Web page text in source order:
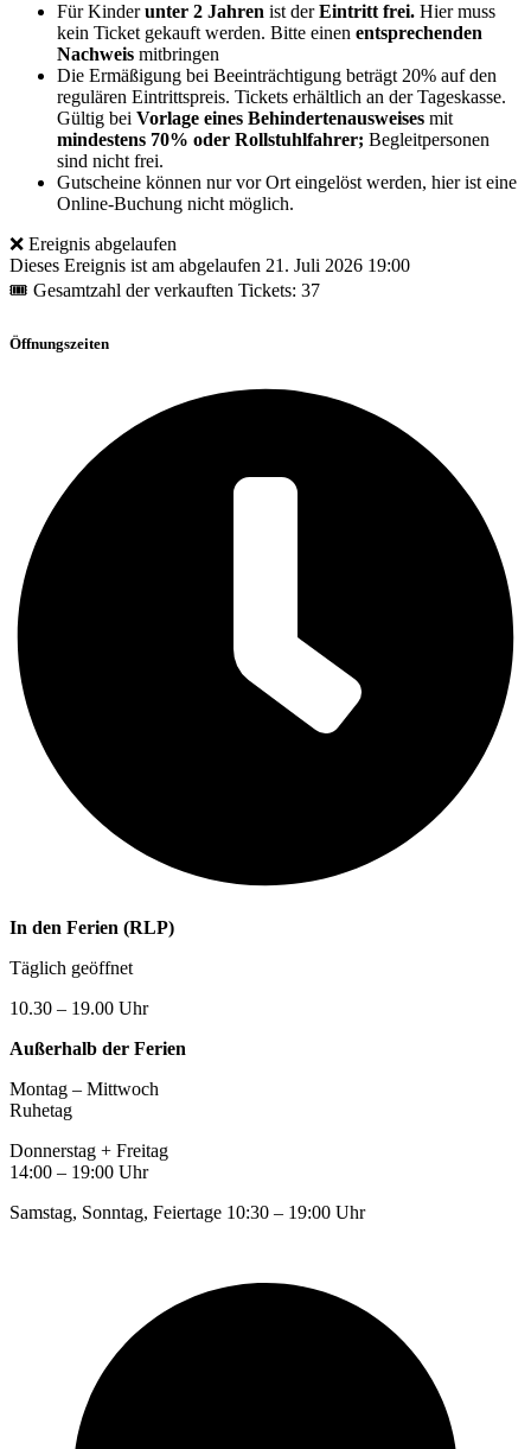
Für Kinderunter 2 Jahren ist derEintritt frei. Hier muss
kein Ticket gekauft werden. Bitte einen entsprechenden
Nachweis mitbringen
Die Ermäßigung bei Beeinträchtigung beträgt 20% auf den
regulären Eintrittspreis. Tickets erhältlich an der Tageskasse.
Gültig bei Vorlage eines Behindertenausweises mit
mindestens 70% oder Rollstuhlfahrer; Begleitpersonen
sind nicht frei.
Gutscheine können nur vor Ort eingelöst werden, hier ist eine
Online-Buchung nicht möglich.
❌ Ereignis abgelaufen
Dieses Ereignis ist am abgelaufen 21. Juli 2026 19:00
🎟 Gesamtzahl der verkauften Tickets: 37
Öffnungszeiten
In den Ferien (RLP)
Täglich geöffnet
10.30 – 19.00 Uhr
Außerhalb der Ferien
Montag – Mittwoch
Ruhetag
Donnerstag + Freitag
14:00 – 19:00 Uhr
Samstag, Sonntag, Feiertage 10:30 – 19:00 Uhr